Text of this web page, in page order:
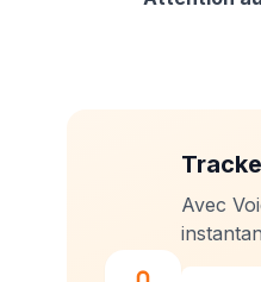
Avec